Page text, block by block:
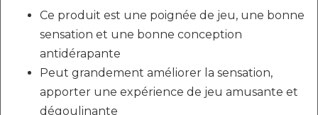
Ce produit est une poignée de jeu, une bonne
sensation et une bonne conception
antidérapante
Peut grandement améliorer la sensation,
apporter une expérience de jeu amusante et
dégoulinante